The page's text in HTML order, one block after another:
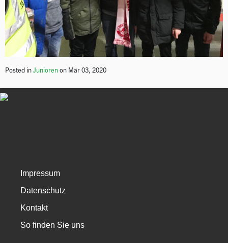
Posted inJuniorenon Mär 03, 2020
Impressum
Datenschutz
Kontakt
So finden Sie uns